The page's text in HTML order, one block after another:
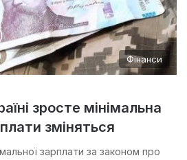
Фінанси
зросте мінімальна
зміняться
зарплати за законом про